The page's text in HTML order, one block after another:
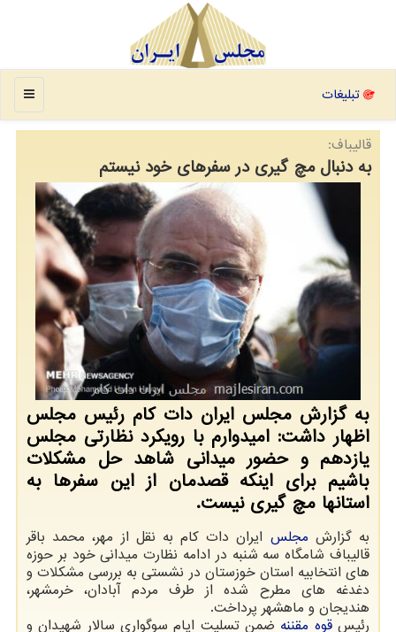
منو تبلیغات
قالیباف:
به دنبال مچ گیری در سفرهای خود نیستم
به گزارش مجلس ایران دات كام رئیس مجلس
اظهار داشت: امیدوارم با رویكرد نظارتی مجلس
یازدهم و حضور میدانی شاهد حل مشكلات
باشیم برای اینكه قصدمان از این سفرها به
استانها مچ گیری نیست.
به گزارش مجلس ایران دات کام به نقل از مهر، محمد باقر
قالیباف شامگاه سه شنبه در ادامه نظارت میدانی خود بر حوزه
های انتخابیه استان خوزستان در نشستی به بررسی مشکلات و
دغدغه های مطرح شده از طرف مردم آبادان، خرمشهر،
هندیجان و ماهشهر پرداخت.
رئیسقوه مقننه ضمن تسلیت ایام سوگواری سالار شهیدان و